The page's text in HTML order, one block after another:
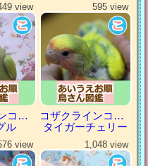
view
コザクラインコ（小桜インコ）
ル
595 view
コザクラインコ（小桜インコ）
タイガーチェリー
view 1,048 view